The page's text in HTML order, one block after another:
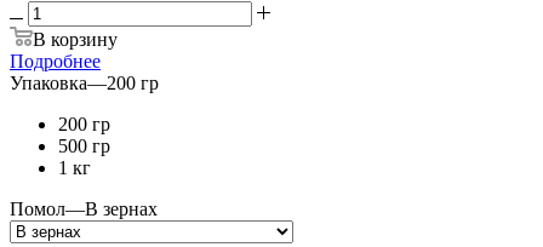
В корзину
Подробнее
Упаковка—200 гр
200 гр
500 гр
1 кг
Помол—В зернах